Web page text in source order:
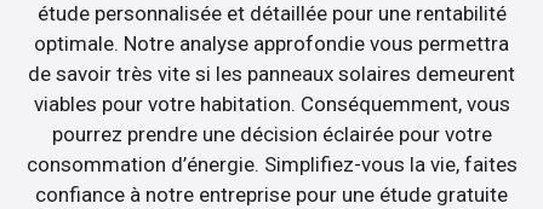
étude personnalisée et détaillée pour une rentabilité
optimale. Notre analyse approfondie vous permettra
de savoir très vite si les panneaux solaires demeurent
viables pour votre habitation. Conséquemment, vous
pourrez prendre une décision éclairée pour votre
consommation d’énergie. Simplifiez-vous la vie, faites
confiance à notre entreprise pour une étude gratuite